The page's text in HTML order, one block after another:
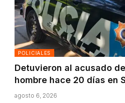
POLICIALES
Detuvieron al acusado
hombre hace 20 días en
agosto 6, 2026